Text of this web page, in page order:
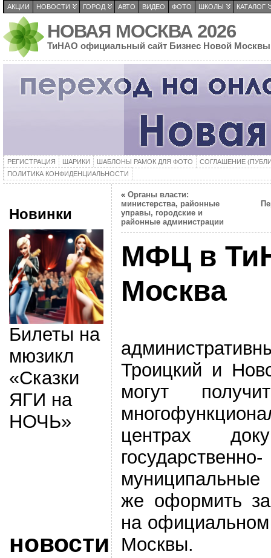
АКЦИИ НОВОСТИ ГОРОД АВТО ВИДЕО ФОТО ШКОЛЫ КАТАЛОГ
НОВАЯ МОСКВА 2026
ТиНАО официальный сайт Бизнес Новой Москвы
РЕГИСТРАЦИЯ ШАРИКИ ШАБЛОНЫ РАМОК ДЛЯ ФОТО
СОГЛАШЕНИЕ
ПОЛИТИКА КОНФИДЕНЦИАЛЬНОСТИ
Новинки
Билеты на
мюзикл
«Сказки
ЯГИ на
НОЧЬ»
новости
« Органы власти:
министерства, районные
управы, городские и
районные администрации
МФЦ в
Москва
Троицкий и
могут
центрах
государственно-
муниципальные
же оформить
на
Москвы.